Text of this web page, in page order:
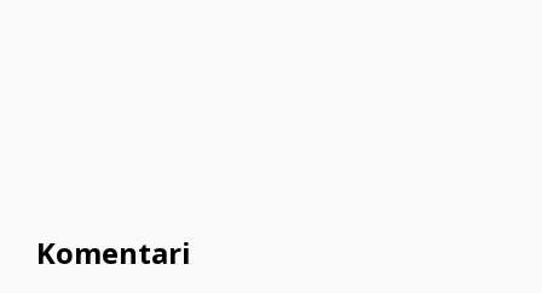
Komentari